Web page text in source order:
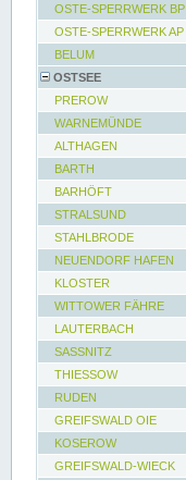
OSTE-SPERRWERK BP
OSTE-SPERRWERK AP
BELUM
OSTSEE
PREROW
WARNEMÜNDE
ALTHAGEN
BARTH
BARHÖFT
STRALSUND
STAHLBRODE
NEUENDORF HAFEN
KLOSTER
WITTOWER FÄHRE
LAUTERBACH
SASSNITZ
THIESSOW
RUDEN
GREIFSWALD OIE
KOSEROW
GREIFSWALD-WIECK